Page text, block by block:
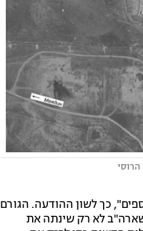
כך לשון ההודעה. הגורם
לא רק שינתה את